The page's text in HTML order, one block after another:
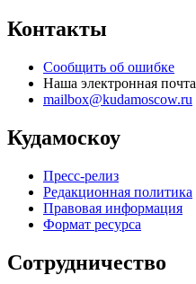
Контакты
Сообщить об ошибке
Наша электронная почта
mailbox@kudamoscow.ru
Кудамоскоу
Пресс-релиз
Редакционная политика
Правовая информация
Формат ресурса
Сотрудничество